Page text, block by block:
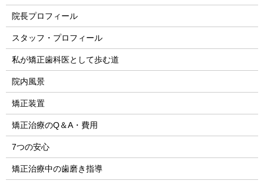
院長プロフィール
スタッフ・プロフィール
私が矯正歯科医として歩む道
院内風景
矯正装置
矯正治療のQ＆A・費用
7つの安心
矯正治療中の歯磨き指導